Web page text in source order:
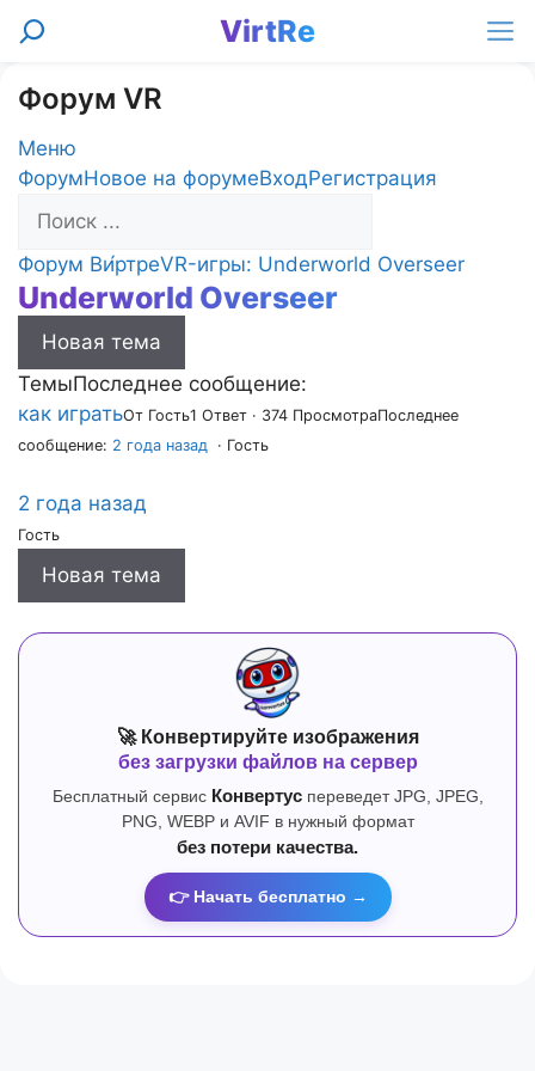
Перейти
VirtRe
Поиск
Форум VR
Меню
Навигация
Форума
ФорумНовое на форумеВходРегистрация
Форум
breadcrumbs
-
Вы
здесь:
Форум Ви́ртреVR-игры: Underworld Overseer
Underworld Overseer
Новая тема
ТемыПоследнее сообщение:
как игратьОт Гость1 Ответ · 374 ПросмотраПоследнее
сообщение: 2 года назад · Гость
2 года назад
Гость
Новая тема
🚀 Конвертируйте изображения
без загрузки файлов на сервер
Бесплатный сервис Конвертуспереведет JPG, JPEG,
PNG, WEBP и AVIF в нужный формат
без потери качества.
👉 Начать бесплатно →